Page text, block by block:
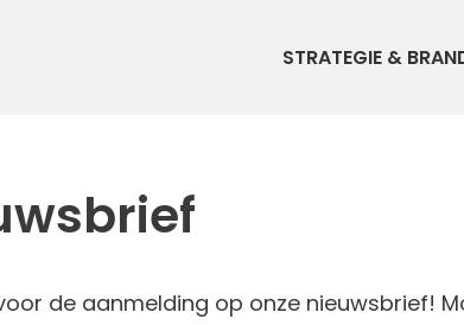
STRATEGIE &
de aanmelding op onze nieuwsbrief!